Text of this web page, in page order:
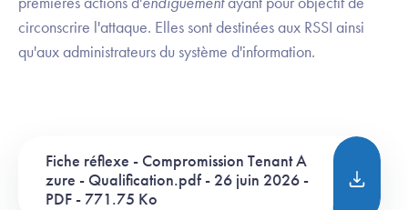
circonscrire l'attaque. Elles sont destinées aux RSSI ainsi
qu'aux administrateurs du système d'information.
Fiche réflexe - Compromission Tenant A
zure - Qualification.pdf - 26 juin 2026 -
PDF - 771.75 Ko